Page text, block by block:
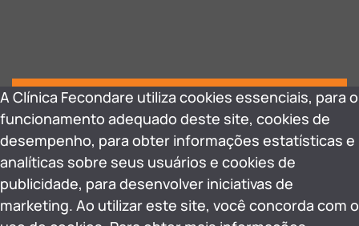
A Clínica Fecondare utiliza cookies essenciais, para o
funcionamento adequado deste site, cookies de
desempenho, para obter informações estatísticas e
analíticas sobre seus usuários e cookies de
publicidade, para desenvolver iniciativas de
marketing. Ao utilizar este site, você concorda com o